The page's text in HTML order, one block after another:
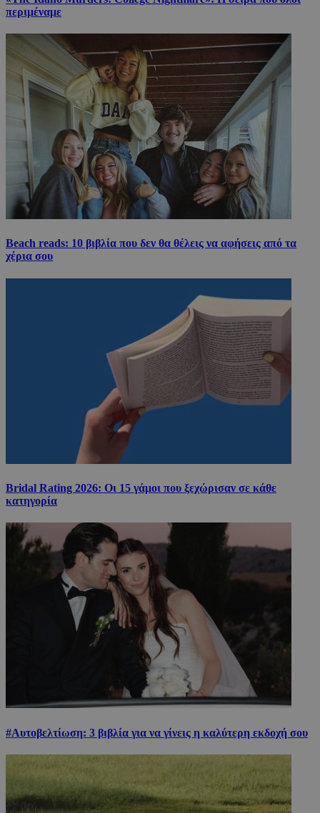
περιμέναμε
Beach reads: 10 βιβλία που δεν θα θέλεις να αφήσεις από τα
χέρια σου
Bridal Rating 2026: Οι 15 γάμοι που ξεχώρισαν σε κάθε
κατηγορία
#Αυτοβελτίωση: 3 βιβλία για να γίνεις η καλύτερη εκδοχή σου